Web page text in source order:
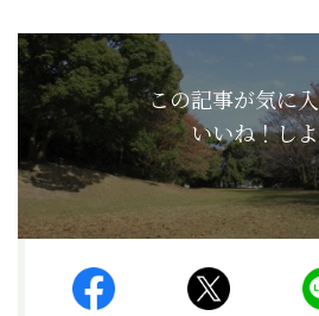
この記事が気に
いいね！し